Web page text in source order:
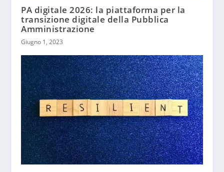
PA digitale 2026: la piattaforma per la
transizione digitale della Pubblica
Amministrazione
Giugno 1, 2023